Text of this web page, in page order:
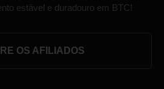
estável e duradouro em BTC!
OS AFILIADOS